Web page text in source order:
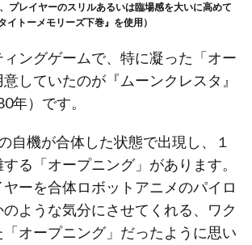
プレイヤーのスリルあるいは臨場感を大いに高めて
イトーメモリーズ下巻』を使用）
ングゲームで、特に凝った「オー
していたのが『ムーンクレスタ』
年）です。
自機が合体した状態で出現し、１
る「オープニング」があります。
ーを合体ロボットアニメのパイロ
ような気分にさせてくれる、ワク
オープニング」だったように思い